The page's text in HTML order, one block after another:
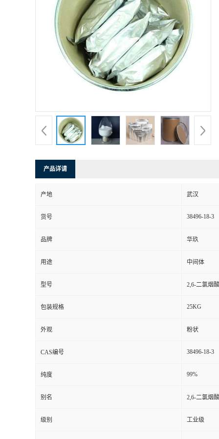
产品详请
产地 武汉
货号 38496-18-3
品牌 华玖
用途 中间体
型号 2,6-二氯烟酸
包装规格 25KG
外观 粉状
CAS编号 38496-18-3
纯度 99%
别名 2,6-二氯烟酸
级别 工业级